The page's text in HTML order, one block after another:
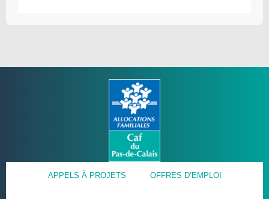
APPELS À PROJETS OFFRES D’EMPLOI